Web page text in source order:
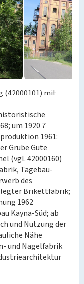
(42000101) mit
um 1920 7
1961:
Grube Gute
(vgl. 42000160)
Tagebau-
des
Brikettfabrik;
1962
Kayna-Süd; ab
und Nutzung der
Nähe
und Nagelfabrik